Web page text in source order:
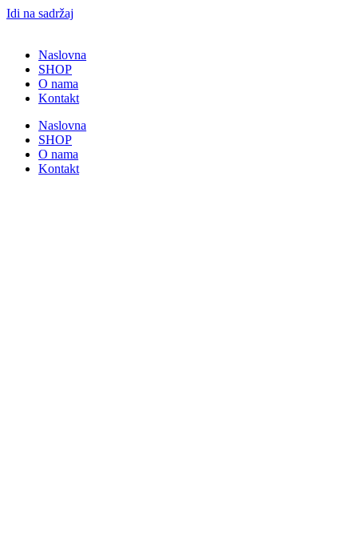
Idi na sadržaj
Naslovna
SHOP
O nama
Kontakt
Naslovna
SHOP
O nama
Kontakt